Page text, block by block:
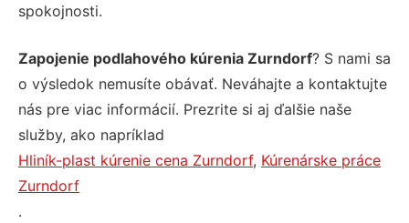
spokojnosti.
Zapojenie podlahového kúrenia Zurndorf? S nami sa
o výsledok nemusíte obávať. Neváhajte a kontaktujte
nás pre viac informácií. Prezrite si aj ďalšie naše
služby, ako napríklad
Hliník-plast kúrenie cena Zurndorf, Kúrenárske práce
Zurndorf
.